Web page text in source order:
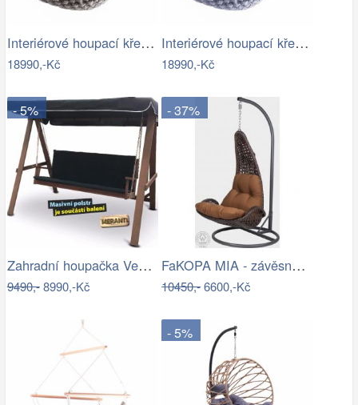
Interiérové houpací křeslo Swingy In…
18990,-Kč
Interiérové houpací křeslo Swingy In…
18990,-Kč
- 5%
Zahradní houpačka VeGA BAHARA Mdum
9490,-8990,-Kč
- 37%
FaKOPA MIA - závěsné křeslo z ratanu…
10450,-6600,-Kč
- 5%